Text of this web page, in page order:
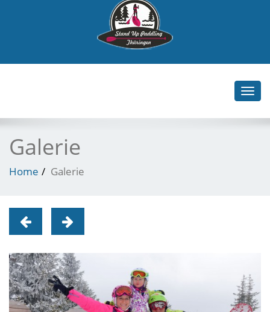
Galerie
Home Galerie